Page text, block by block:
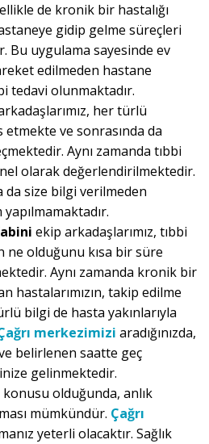
de kronik bir hastalığı
gidip gelme süreçleri
Bu uygulama sayesinde ev
edilmeden hastane
tedavi olunmaktadır.
her türlü
etmekte ve sonrasında da
Aynı zamanda tıbbi
olarak değerlendirilmektedir.
da size bilgi verilmeden
ekip arkadaşlarımız, tıbbi
ne olduğunu kısa bir süre
Aynı zamanda kronik bir
hastalarımızın, takip edilme
bilgi de hasta yakınlarıyla
merkezimizi aradığınızda,
belirlenen saatte geç
gelinmektedir.
olduğunda, anlık
mümkündür. Çağrı
yeterli olacaktır. Sağlık